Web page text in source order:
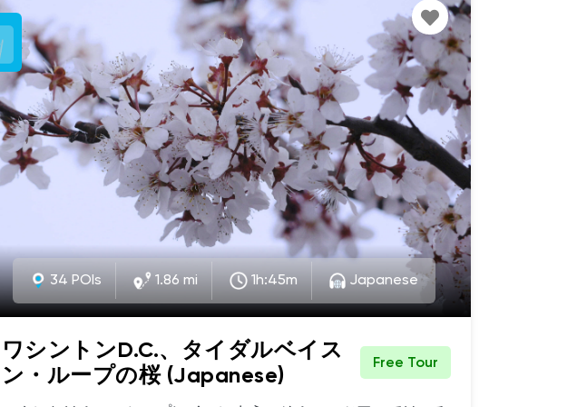
period architecture. Notable residences and residents abound
in this historic neighborhood. Housing in Georgetown consists of
prominent, historic detached and row houses previously owned
by the likes of John F. Kennedy, new development, townhomes
and walk-up apartment buildings in the heart of DC. I'd love to
talk with you after the tour, so give me a call at 202-285-3935,
or send me an email! LorraineNordlinger.ttrsir.com (spell it out)
Our tour will begin at the corner of Q Street Northwest and 27th
Street Northwest, near the famous and historic Dumbarton
34 POIs 1.86 mi 1h:45m Japanese
ワシントンD.C.、タイダルベイス
ン・ループの桜 (Japanese)
Free Tour